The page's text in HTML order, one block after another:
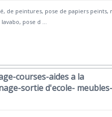
de peintures, pose de papiers peints,
pose d
courses-aides a la
sortie d'ecole- meubles-